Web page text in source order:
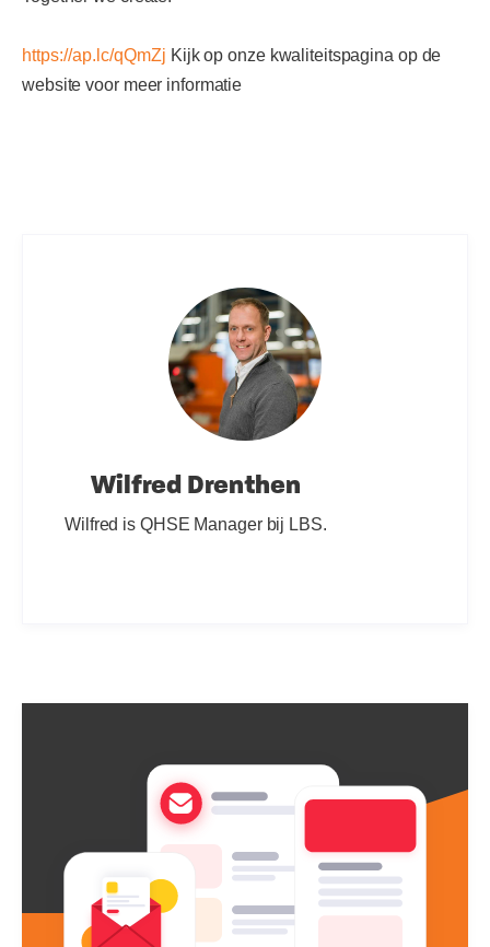
https://ap.lc/qQmZj Kijk op onze kwaliteitspagina op de
website voor meer informatie
Wilfred Drenthen
Wilfred is QHSE Manager bij LBS.